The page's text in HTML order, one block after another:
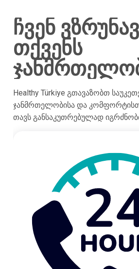
ჩვენ
თქვენს
Healthy Türkiye გთავაზობთ
ჯანმრთელობისა და
თავს განსაკუთრებულად